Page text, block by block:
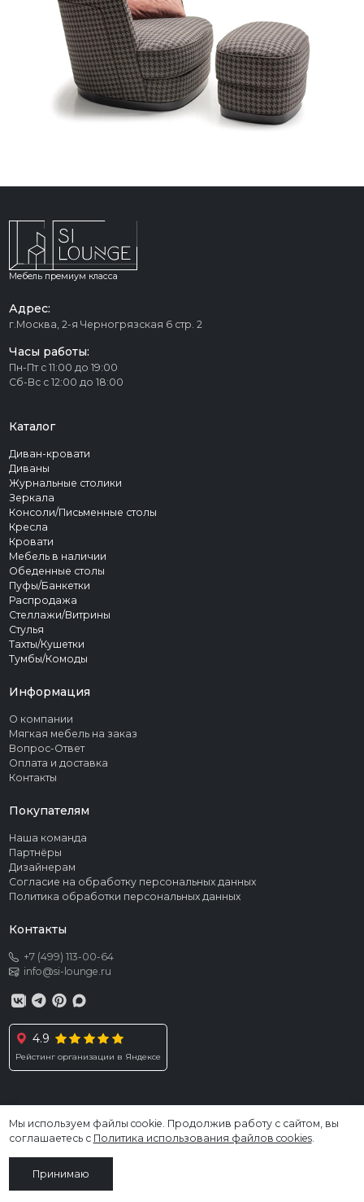
Мы используем файлы cookie. Продолжив работу с сайтом, вы
соглашаетесь с Политика использования файлов cookies.
Принимаю
Мебель премиум класса
Адрес:
г.Москва, 2-я Черногрязская 6 стр. 2
Часы работы:
Пн-Пт с 11:00 до 19:00
Сб-Вс с 12:00 до 18:00
Каталог
Диван-кровати
Диваны
Журнальные столики
Зеркала
Консоли/Письменные столы
Кресла
Кровати
Мебель в наличии
Обеденные столы
Пуфы/Банкетки
Распродажа
Стеллажи/Витрины
Стулья
Тахты/Кушетки
Тумбы/Комоды
Информация
О компании
Мягкая мебель на заказ
Вопрос-Ответ
Оплата и доставка
Контакты
Покупателям
Наша команда
Партнёры
Дизайнерам
Согласие на обработку персональных данных
Политика обработки персональных данных
Контакты
+7 (499) 113-00-64
info@si-lounge.ru
4.9
Рейстинг организации в Яндексе
© 2026 SI LOUNGE. Все права защищены
Информация, размещённая на сайте, не является публичной офертой